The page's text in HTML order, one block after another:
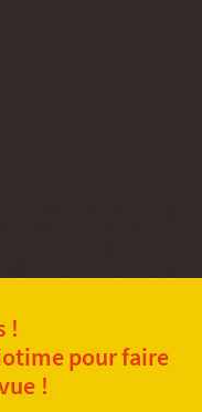
!
pour faire
!